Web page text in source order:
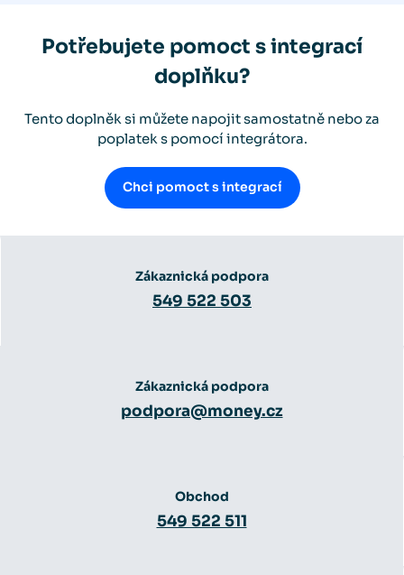
Potřebujete pomoct s integrací
doplňku?
Tento doplněk si můžete napojit samostatně nebo za
poplatek s pomocí integrátora.
Chci pomoct s integrací
Zákaznická podpora
549 522 503
Zákaznická podpora
podpora@money.cz
Obchod
549 522 511